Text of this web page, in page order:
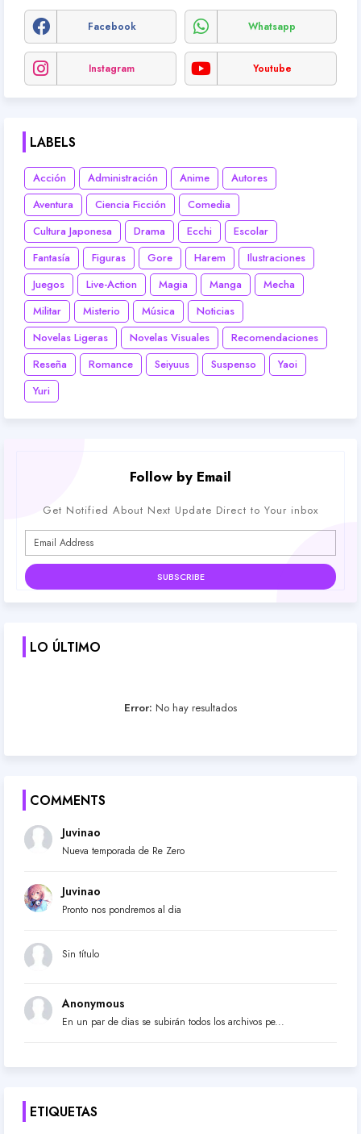
Facebook Whatsapp
Instagram Youtube
LABELS
Acción Administración Anime
Autores
Aventura
Ciencia Ficción
Comedia
Cultura Japonesa
Drama Ecchi
Escolar
Fantasía
Figuras Gore Harem
Ilustraciones
Juegos
Live-Action Magia Manga
Mecha
Militar
Misterio Música
Noticias
Novelas Ligeras
Novelas Visuales
Recomendaciones
Reseña
Romance Seiyuus Suspenso
Yaoi
Yuri
Follow by Email
Get Notified About Next Update Direct to Your inbox
LO ÚLTIMO
Error: No hay resultados
COMMENTS
Juvinao
Nueva temporada de Re Zero
Juvinao
Pronto nos pondremos al dia
Sin título
Anonymous
En un par de dias se subirán todos los archivos pe...
ETIQUETAS